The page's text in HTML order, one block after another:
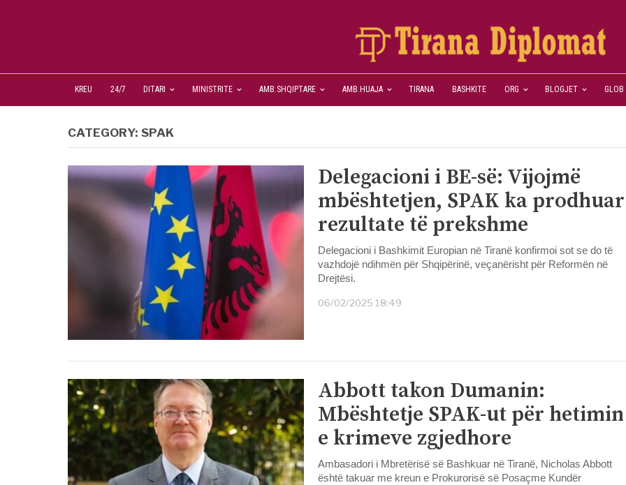
KREU 24/7 DITARI MINISTRITE AMB.SHQIPTARE AMB.HUAJA TIRANA BASHKITE ORG BLOGJET GLOB
CATEGORY:SPAK
Delegacioni i BE-së: Vijojmë
mbështetjen, SPAK ka prodhuar
rezultate të prekshme
Delegacioni i Bashkimit Europian në Tiranë konfirmoi sot se do të
vazhdojë ndihmën për Shqipërinë, veçanërisht për Reformën në
Drejtësi.
06/02/2025 18:49
Abbott takon Dumanin:
Mbështetje SPAK-ut për hetimin
e krimeve zgjedhore
Ambasadori i Mbretërisë së Bashkuar në Tiranë, Nicholas Abbott
është takuar me kreun e Prokurorisë së Posaçme Kundër